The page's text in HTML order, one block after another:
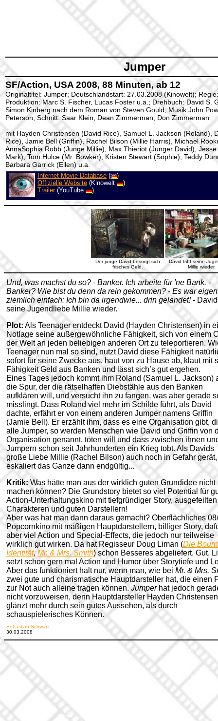
Jumper
SF/Action, USA 2008, 88 Minuten, ab 12
Originaltitel: Jumper; Deutschlandstart: 27.03.2008 (Kinowelt);
Produktion: Marc S. Fischer, Lucas Foster u.a.; Drehbuch: David S.
Simon Kinberg nach dem Roman von Steven Gould; Musik:John
Peterson; Schnitt: Saar Klein, Dean Zimmerman, Don Zimmerman
mit Hayden Christensen (David Rice), Samuel L. Jackson (Roland),
Rice), Jamie Bell (Griffin), Rachel Bilson (Millie Harris), Michael
AnnaSophia Robb (Junge Millie), Max Thieriot (Junger David),
Mark), Tom Hulce (Mr. Bowker), Kristen Stewart (Sophie), Teddy
Barbara Garrick (Ellen) u.a.
Internet Movie Database (
)
Offizielle Website (Kinowelt
)
Trailer(YouTube )
Der junge David besorgt sich
frisches Geld.
David trifft seine
Millie wieder.
Und, was machst du so? - Banker. Ich arbeite für 'ne Bank. -
Banker? Wie bist du denn da rein gekommen? - Es war
ziemlich einfach: Ich bin da irgendwie... drin gelandet! -
seine Jugendliebe Millie wieder.
Plot: Als Teenager entdeckt David (Hayden Christensen) in
Notlage seine außergewöhnliche Fähigkeit, sich von einem
der Welt an jeden beliebigen anderen Ort zu teleportieren.
Teenager nun mal so sind, nutzt David diese Fähigkeit
sofort für seine Zwecke aus, haut von zu Hause ab, klaut mit
Fähigkeit Geld aus Banken und lässt sich’s gut ergehen.
Eines Tages jedoch kommt ihm Roland (Samuel L. Jackson)
die Spur, der die rätselhaften Diebstähle aus den Banken
aufklären will, und versucht ihn zu fangen, was aber gerade
misslingt. Dass Roland viel mehr im Schilde führt, als David
dachte, erfährt er von einem anderen Jumper namens Griffin
(Jamie Bell). Er erzählt ihm, dass es eine Organisation gibt,
alle Jumper, so werden Menschen wie David und Griffin von
Organisation genannt, töten will und dass zwischen ihnen
Jumpern schon seit Jahrhunderten ein Krieg tobt. Als Davids
große Liebe Millie (Rachel Bilson) auch noch in Gefahr gerät,
eskaliert das Ganze dann endgültig...
Kritik: Was hätte man aus der wirklich guten Grundidee nicht
machen können? Die Grundstory bietet so viel Potential für
Action-Unterhaltungskino mit tiefgründiger Story, ausgefeilten
Charakteren und guten Darstellern!
Aber was hat man dann daraus gemacht? Oberflächliches
Popcornkino mit mäßigen Hauptdarstellern, billiger Story,
aber viel Action und Special-Effects, die jedoch nur teilweise
wirklich gut wirken. Da hat Regisseur Doug Liman (Die
Identität, Mr. & Mrs. Smith) schon Besseres abgeliefert. Gut,
setzt schon gern mal Action und Humor über Storytiefe und
Aber das funktioniert halt nur, wenn man, wie bei Mr. & Mrs.
zwei gute und charismatische Hauptdarsteller hat, die einen
zur Not auch alleine tragen können. Jumperhat jedoch
nicht vorzuweisen, denn Hauptdarsteller Hayden Christensen
glänzt mehr durch sein gutes Aussehen, als durch
schauspielerisches Können.
Sebastian Schwarz
30.03.2008